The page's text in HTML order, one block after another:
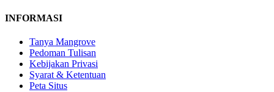
INFORMASI
Tanya Mangrove
Pedoman Tulisan
Kebijakan Privasi
Syarat & Ketentuan
Peta Situs